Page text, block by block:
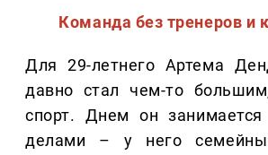
Команда без тренеров и
Для 29-летнего Артема
давно стал чем-то
спорт. Днем он занимается
делами – у него